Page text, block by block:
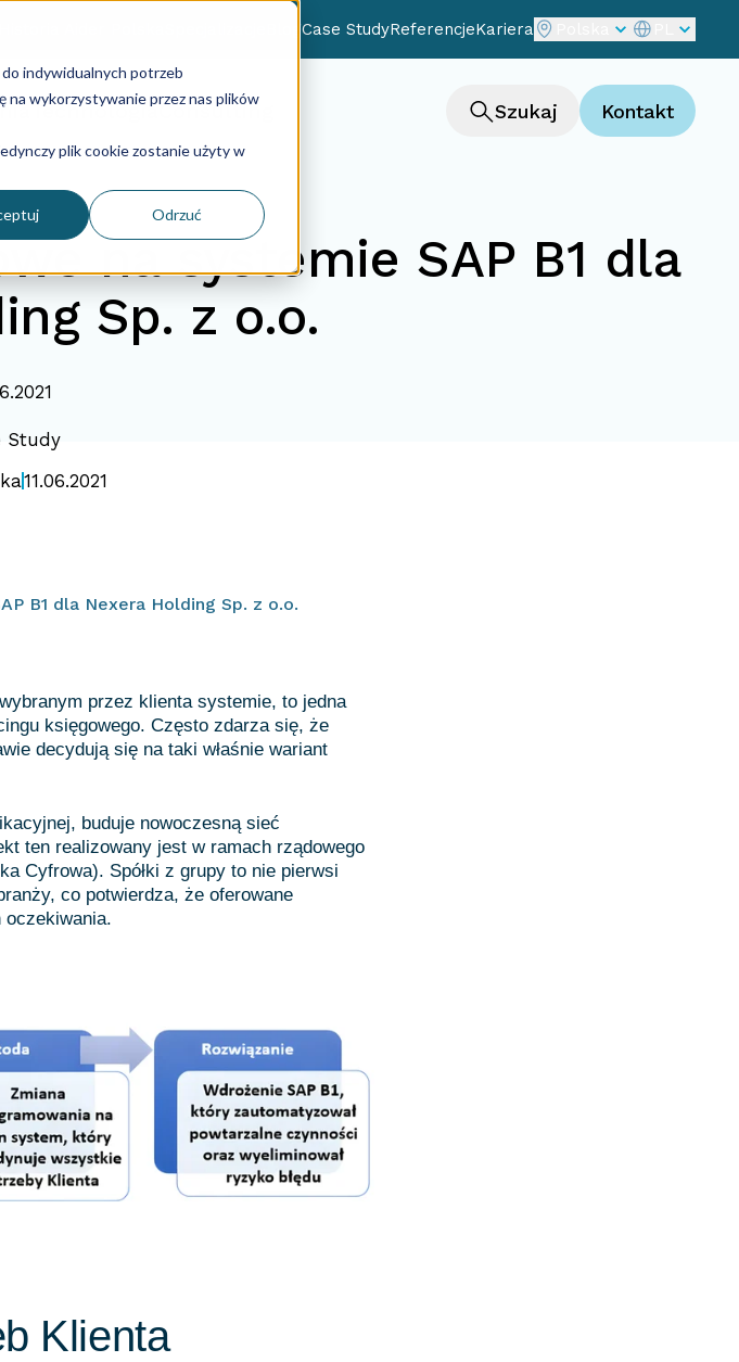
indywidualnych potrzeb
na wykorzystywanie przez nas plików
plik cookie zostanie użyty w
Odrzuć
BlogCase StudyReferencjeKariera
TechnologiaConsulting Szukaj Kontakt
na systemie SAP B1 dla
Sp. z o.o.
Study
11.06.2021
B1 dla Nexera Holding Sp. z o.o.
przez klienta systemie, to jedna
księgowego. Często zdarza się, że
decydują się na taki właśnie wariant
buduje nowoczesną sieć
ten realizowany jest w ramach rządowego
Cyfrowa). Spółki z grupy to nie pierwsi
co potwierdza, że oferowane
oczekiwania.
Klienta